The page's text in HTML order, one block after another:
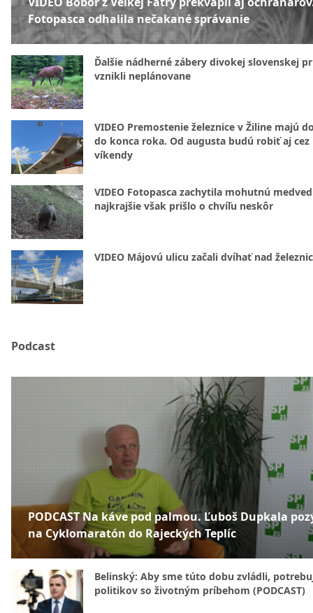
Fotopasca odhalila nečakané správanie
Ďalšie nádherné zábery divokej slovenskej
vznikli neplánovane
VIDEO Premostenie železnice v Žiline majú
do konca roka. Od augusta budú robiť aj cez
víkendy
VIDEO Fotopasca zachytila mohutnú
najkrajšie však prišlo o chvíľu neskôr
VIDEO Májovú ulicu začali dvíhať nad
Podcast
PODCAST Na káve pod palmou. Ľuboš Dupkala
na Cyklomaratón do Rajeckých Teplíc
Belinský: Aby sme túto dobu zvládli,
politikov so životným príbehom (PODCAST)